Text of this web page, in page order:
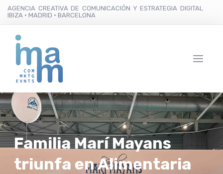
AGENCIA CREATIVA DE COMUNICACIÓN Y ESTRATEGIA DIGITAL
IBIZA · MADRID · BARCELONA
Familia Marí Mayans
triunfa en Alimentaria